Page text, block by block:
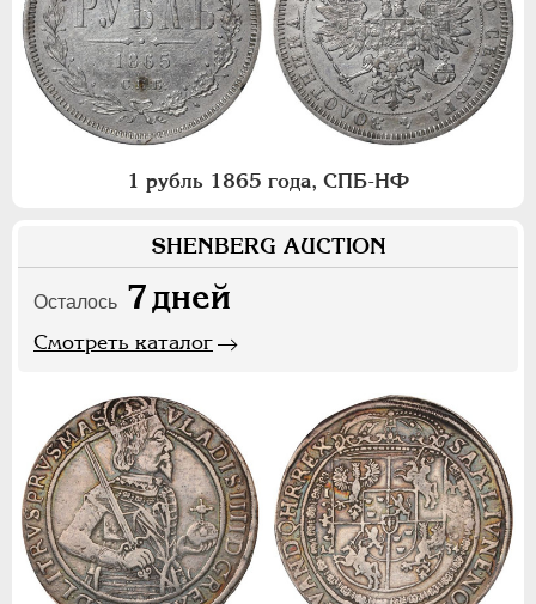
1 рубль 1865 года, СПБ-НФ
SHENBERG AUCTION
Осталось 7дней
Смотреть каталог